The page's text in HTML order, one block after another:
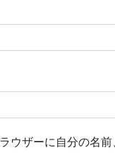
ウザーに自分の名